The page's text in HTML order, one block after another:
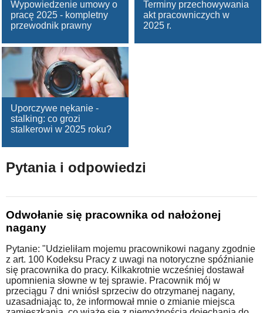
Wypowiedzenie umowy o
pracę 2025 - kompletny
przewodnik prawny
Terminy przechowywania
akt pracowniczych w
2025 r.
Uporczywe nękanie -
stalking: co grozi
stalkerowi w 2025 roku?
Pytania i odpowiedzi
Odwołanie się pracownika od nałożonej
nagany
Pytanie: "Udzieliłam mojemu pracownikowi nagany zgodnie
z art. 100 Kodeksu Pracy z uwagi na notoryczne spóźnianie
się pracownika do pracy. Kilkakrotnie wcześniej dostawał
upomnienia słowne w tej sprawie. Pracownik mój w
przeciągu 7 dni wniósł sprzeciw do otrzymanej nagany,
uzasadniając to, że informował mnie o zmianie miejsca